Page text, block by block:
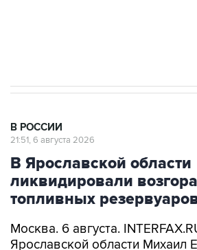
В РОССИИ
21:51, 6 августа 2026
В Ярославской области
ликвидировали
топливных
Москва. 6 августа.
Ярославской области Михаил